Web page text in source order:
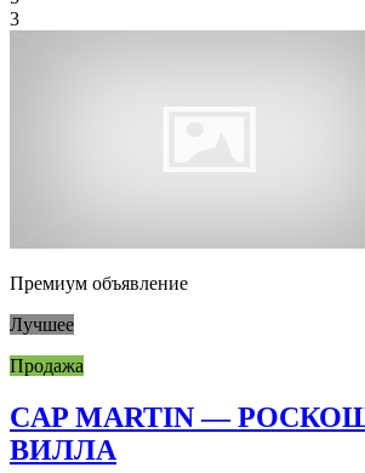
3
Премиум объявление
Лучшее
Продажа
CAP MARTIN —
ВИЛЛА